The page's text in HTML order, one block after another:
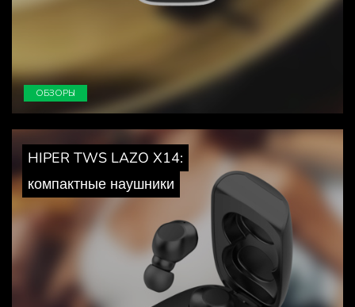
ОБЗОРЫ
HIPER TWS LAZO X14:
компактные наушники